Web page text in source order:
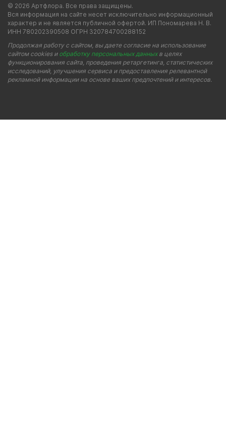
© 2026 Артфлора. Все права защищены.
Вся информация на сайте несет исключительно информационный
характер и не является публичной офертой. ИП Пономарева Н. В.
ИНН 780202390508 ОГРН 320784700288152
Продолжая работу с сайтом, вы даете согласие на использование
сайтом cookies и обработку персональных данныхв целях
функционирования сайта, проведения ретаргетинга, статистических
исследований, улучшения сервиса и предоставления релевантной
рекламной информации на основе ваших предпочтений и интересов.